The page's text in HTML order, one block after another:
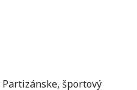
Partizánske, športový